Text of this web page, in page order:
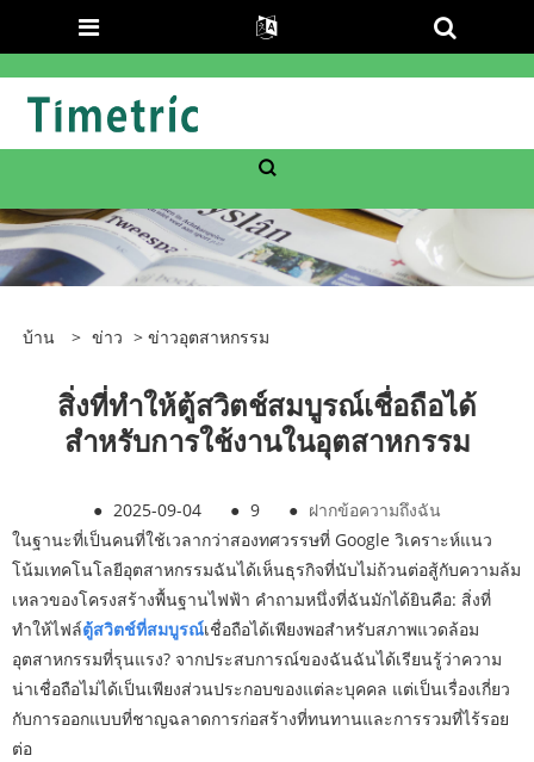
บ้าน > ข่าว > ข่าวอุตสาหกรรม
สิ่งที่ทำให้ตู้สวิตช์สมบูรณ์เชื่อถือได้
สำหรับการใช้งานในอุตสาหกรรม
● 2025-09-04 ● 9 ● ฝากข้อความถึงฉัน
ในฐานะที่เป็นคนที่ใช้เวลากว่าสองทศวรรษที่ Google วิเคราะห์แนว
โน้มเทคโนโลยีอุตสาหกรรมฉันได้เห็นธุรกิจที่นับไม่ถ้วนต่อสู้กับความล้ม
เหลวของโครงสร้างพื้นฐานไฟฟ้า คำถามหนึ่งที่ฉันมักได้ยินคือ: สิ่งที่
ทำให้ไฟล์ตู้สวิตช์ที่สมบูรณ์เชื่อถือได้เพียงพอสำหรับสภาพแวดล้อม
อุตสาหกรรมที่รุนแรง? จากประสบการณ์ของฉันฉันได้เรียนรู้ว่าความ
น่าเชื่อถือไม่ได้เป็นเพียงส่วนประกอบของแต่ละบุคคล แต่เป็นเรื่องเกี่ยว
กับการออกแบบที่ชาญฉลาดการก่อสร้างที่ทนทานและการรวมที่ไร้รอย
ต่อ